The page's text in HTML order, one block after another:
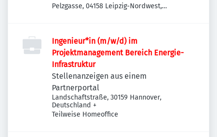
Pelzgasse, 04158 Leipzig-Nordwest,
Ingenieur*in (m/w/d) im
Projektmanagement Bereich Energie-
Infrastruktur
Stellenanzeigen aus einem
Partnerportal
Landschaftstraße, 30159 Hannover,
Deutschland +
Teilweise Homeoffice